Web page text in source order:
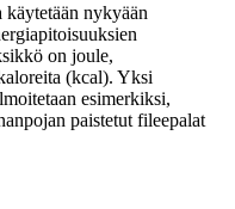
nykyään
on joule,
(kcal). Yksi
esimerkiksi,
paistetut fileepalat